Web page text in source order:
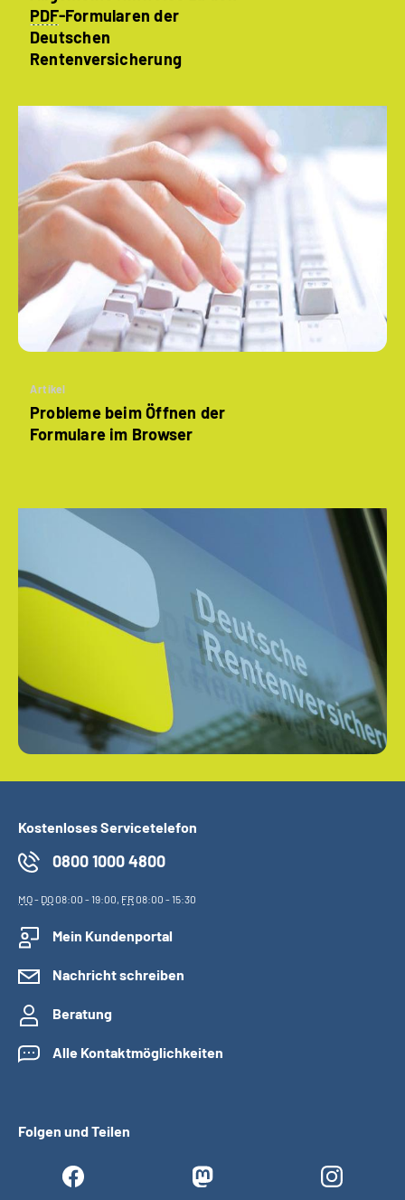
PDF-Formularen der
Deutschen
Rentenversicherung
Artikel
Probleme beim Öffnen der
Formulare im Browser
Kostenloses Servicetelefon
0800 1000 4800
MO- DO08:00 - 19:00, FR08:00 - 15:30
Mein Kundenportal
Nachricht schreiben
Beratung
Alle Kontaktmöglichkeiten
Folgen und Teilen